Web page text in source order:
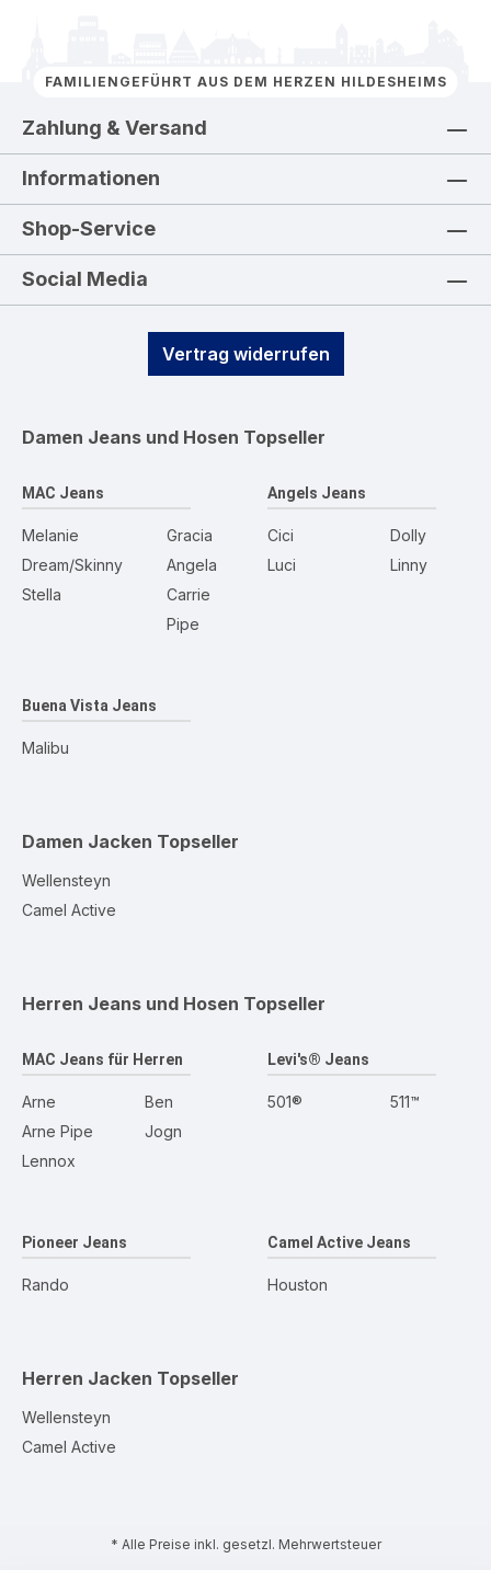
FAMILIENGEFÜHRT AUS DEM HERZEN HILDESHEIMS
Zahlung & Versand
Informationen
Shop-Service
Social Media
Vertrag widerrufen
Damen Jeans und Hosen Topseller
MAC Jeans
Melanie
Dream/Skinny
Stella
Gracia
Angela
Carrie
Pipe
Angels Jeans
Cici
Luci
Dolly
Linny
Buena Vista Jeans
Malibu
Damen Jacken Topseller
Wellensteyn
Camel Active
Herren Jeans und Hosen Topseller
MAC Jeans für Herren
Arne
Arne Pipe
Lennox
Ben
Jogn
Levi's® Jeans
501® 511™
Pioneer Jeans
Rando
Camel Active Jeans
Houston
Herren Jacken Topseller
Wellensteyn
Camel Active
* Alle Preise inkl. gesetzl. Mehrwertsteuer